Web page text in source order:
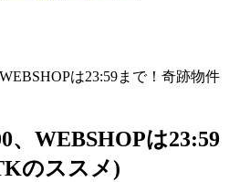
は23:59まで！奇跡物件
、WEBSHOPは23:59
のススメ)